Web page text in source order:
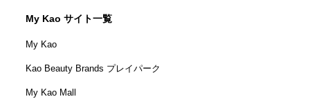
My Kao サイト一覧
My Kao
Kao Beauty Brands プレイパーク
My Kao Mall